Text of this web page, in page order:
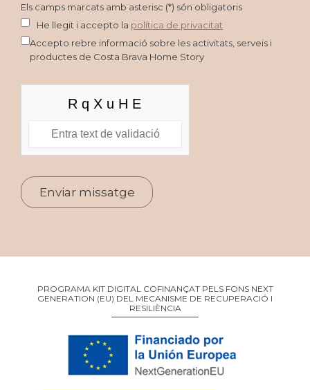
Els camps marcats amb asterisc (*) són obligatoris
He llegit i accepto la política de privacitat
Accepto rebre informació sobre les activitats, serveis i
productes de Costa Brava Home Story
PROGRAMA KIT DIGITAL COFINANÇAT PELS FONS NEXT
GENERATION (EU) DEL MECANISME DE RECUPERACIÓ I
RESILIÈNCIA